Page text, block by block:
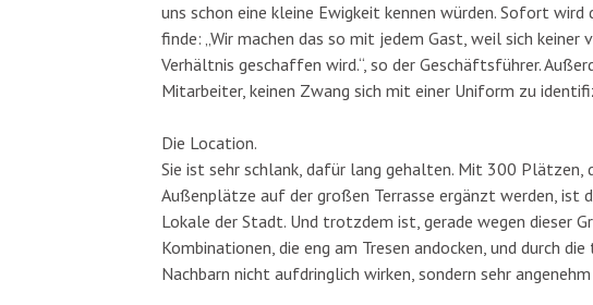
uns schon eine kleine Ewigkeit kennen würden. Sofort
finde: „Wir machen das so mit jedem Gast, weil sich
Verhältnis geschaffen wird.“, so der Geschäftsführer.
Mitarbeiter, keinen Zwang sich mit einer Uniform zu
Die Location.
Sie ist sehr schlank, dafür lang gehalten. Mit 300 Plätzen,
Außenplätze auf der großen Terrasse ergänzt werden, ist
Lokale der Stadt. Und trotzdem ist, gerade wegen dieser
Kombinationen, die eng am Tresen andocken, und durch
Nachbarn nicht aufdringlich wirken, sondern sehr